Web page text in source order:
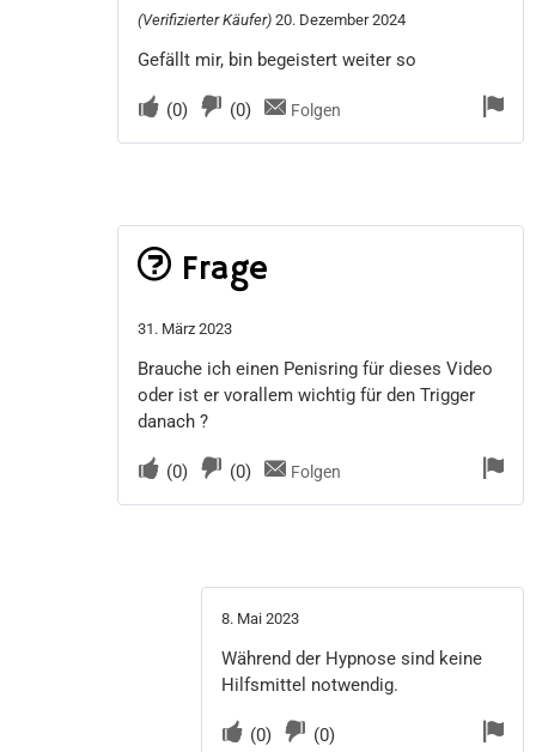
(Verifizierter Käufer) 20. Dezember 2024
Gefällt mir, bin begeistert weiter so
(0) (0) Folgen
Frage
31. März 2023
Brauche ich einen Penisring für dieses Video
oder ist er vorallem wichtig für den Trigger
danach ?
(0) (0) Folgen
8. Mai 2023
Während der Hypnose sind keine
Hilfsmittel notwendig.
(0) (0)